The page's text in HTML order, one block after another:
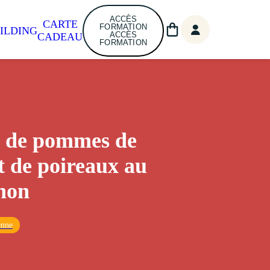
CARTE
CADEAU
ACCÈS
FORMATION
ACCÈS
FORMATION
pommes de
de poireaux au